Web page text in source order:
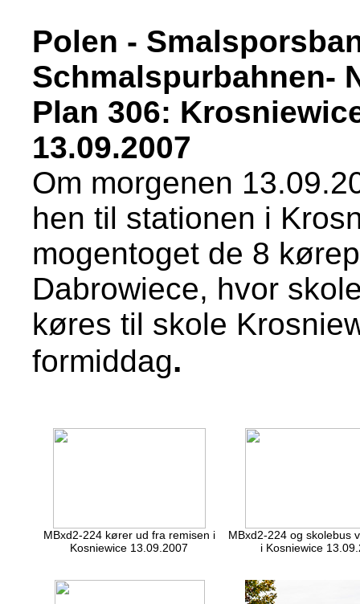
Polen -
Schmalspurbahnen-
Plan 306:
13.09.2007
Om morgenen
hen til stationen i
mogentoget de 8
Dabrowiece, hvor
køres til skole
formiddag.
MBxd2-224 kører ud fra remisen i
Kosniewice 13.09.2007
MBxd2-224 og skolebus
i Kosniewice